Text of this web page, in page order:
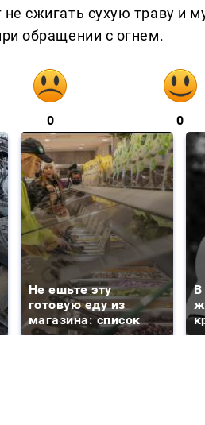
сжигать сухую траву и
обращении с огнем.
0 0
Не ешьте эту
готовую еду из
магазина: список
В